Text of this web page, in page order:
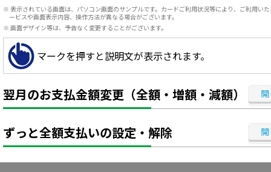
※ 表示されている画面は、パソコン画面のサンプルです。カードご利用状況等により、ご利用い
ービスや画面表示内容、操作方法が異なる場合がございます。
※ 画面デザイン等は、予告なく変更することがございます。
マークを押すと説明文が表示されます。
翌月のお支払金額変更（全額・増額・減額）
ずっと全額支払いの設定・解除